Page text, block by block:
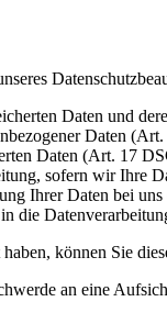
Daten und
Daten
Daten (Art. 17
sofern wir Ihre
Ihrer Daten bei
die
können Sie
an eine